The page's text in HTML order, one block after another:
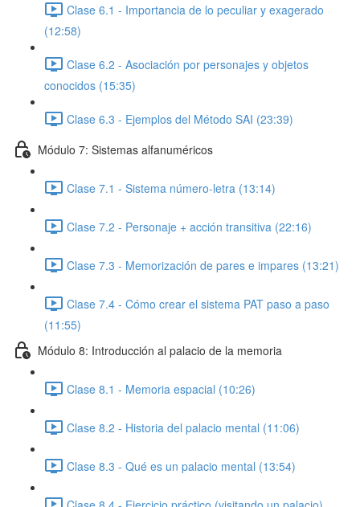
Clase 6.1 - Importancia de lo peculiar y exagerado
(12:58)
Clase 6.2 - Asociación por personajes y objetos
conocidos (15:35)
Clase 6.3 - Ejemplos del Método SAI (23:39)
Módulo 7: Sistemas alfanuméricos
Clase 7.1 - Sistema número-letra (13:14)
Clase 7.2 - Personaje + acción transitiva (22:16)
Clase 7.3 - Memorización de pares e impares (13:21)
Clase 7.4 - Cómo crear el sistema PAT paso a paso
(11:55)
Módulo 8: Introducción al palacio de la memoria
Clase 8.1 - Memoria espacial (10:26)
Clase 8.2 - Historia del palacio mental (11:06)
Clase 8.3 - Qué es un palacio mental (13:54)